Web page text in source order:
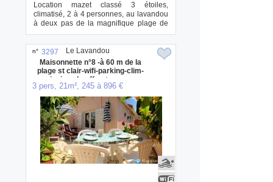
Location mazet classé 3 étoiles,
climatisé, 2 à 4 personnes, au lavandou
à deux pas de la magnifique plage de
pramousq...
n° 3297
Maisonnette n°8 -à 60 m de la
plage st clair-wifi-parking-clim-
piscine chauffee-terrasse
3 pers, 21m², 245 à 896 €
Le Lavandou